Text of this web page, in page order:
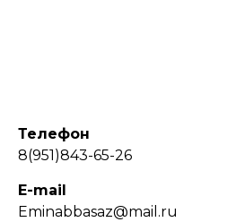
Телефон
8(951)843-65-26
E-mail
Eminabbasaz@mail.ru